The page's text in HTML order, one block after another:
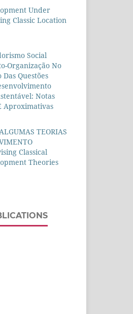
Under
Classic Location
Social
Organização No
Questões
Notas
Aproximativas
TEORIAS
Classical
Theories